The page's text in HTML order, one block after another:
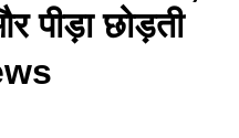
पीड़ा छोड़ती